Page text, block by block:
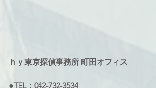
ｈｙ東京探偵事務所 町田オフィス
●TEL：042-732-3534